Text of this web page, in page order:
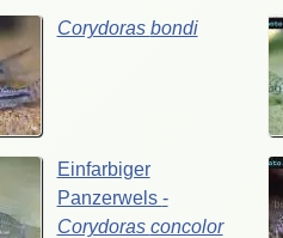
Corydoras bondi
Einfarbiger
Panzerwels -
Corydoras concolor